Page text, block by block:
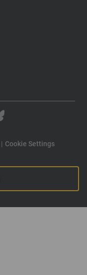
Cookie Settings